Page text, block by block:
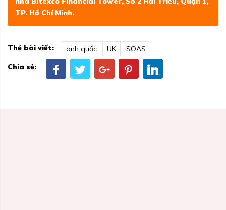
TP. Hồ Chí Minh.
Thẻ bài viết: anh quốc UK
SOAS
Chia sẻ: